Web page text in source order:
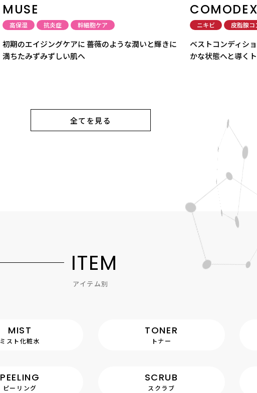
MUSE
高保湿 抗炎症 幹細胞ケア
初期のエイジングケアに 薔薇のような潤いと輝きに
満ちたみずみずしい肌へ
COMODEX
ニキビ 皮脂腺コ
ベストコンディシ
かな状態へと導く
全てを見る
ITEM
アイテム別
MIST
ミスト化粧水
TONER
トナー
PEELING
ピーリング
SCRUB
スクラブ